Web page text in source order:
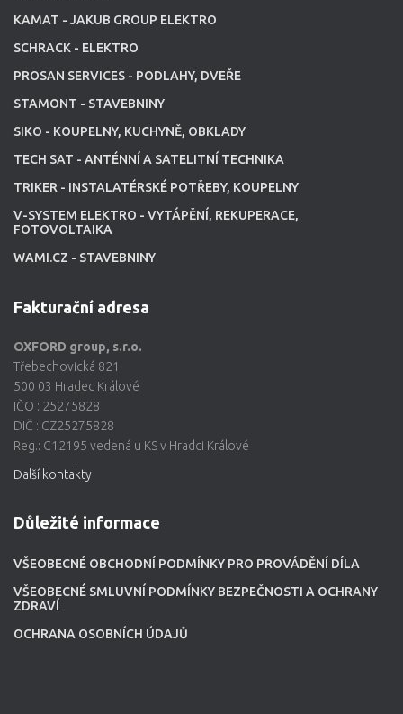
KAMAT - JAKUB GROUP ELEKTRO
SCHRACK - ELEKTRO
PROSAN SERVICES - PODLAHY, DVEŘE
STAMONT - STAVEBNINY
SIKO - KOUPELNY, KUCHYNĚ, OBKLADY
TECH SAT - ANTÉNNÍ A SATELITNÍ TECHNIKA
TRIKER - INSTALATÉRSKÉ POTŘEBY, KOUPELNY
V-SYSTEM ELEKTRO - VYTÁPĚNÍ, REKUPERACE,
FOTOVOLTAIKA
WAMI.CZ - STAVEBNINY
Fakturační adresa
OXFORD group, s.r.o.
Třebechovická 821
500 03 Hradec Králové
IČO : 25275828
DIČ : CZ25275828
Reg.: C12195 vedená u KS v Hradci Králové
Další kontakty
Důležité informace
VŠEOBECNÉ OBCHODNÍ PODMÍNKY PRO PROVÁDĚNÍ DÍLA
VŠEOBECNÉ SMLUVNÍ PODMÍNKY BEZPEČNOSTI A OCHRANY
ZDRAVÍ
OCHRANA OSOBNÍCH ÚDAJŮ